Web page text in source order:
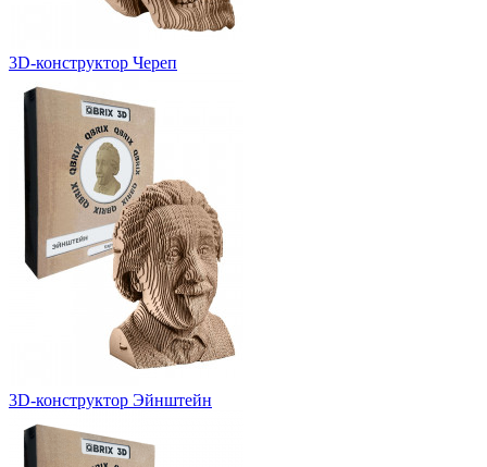
3D-конструктор Череп
3D-конструктор Эйнштейн